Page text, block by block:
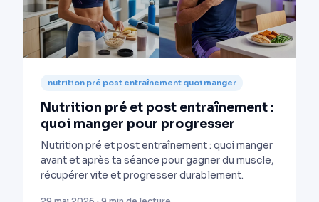
nutrition pré post entraînement quoi manger
Nutrition pré et post entraînement :
quoi manger pour progresser
Nutrition pré et post entraînement : quoi manger
avant et après ta séance pour gagner du muscle,
récupérer vite et progresser durablement.